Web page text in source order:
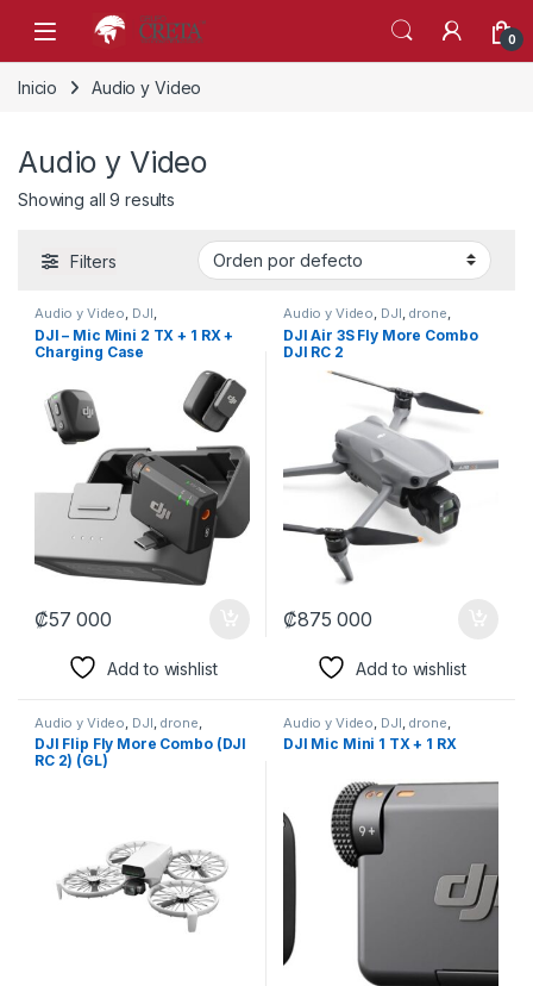
Skip to navigation
Skip to content
0
Inicio Audio y Video
Audio y Video
Showing all 9 results
Filters
Audio y Video, DJI,
MICROFONOS ,Perifericos,
Producción,Producción,
Streaming
DJI – Mic Mini 2 TX + 1 RX +
Charging Case
₡57 000
Add to wishlist
Audio y Video, DJI, drone,
MICROFONOS ,Perifericos
Producción,Producción,
Streaming
DJI Air 3S Fly More Combo
DJI RC 2
₡875 000
Add to wishlist
Audio y Video DJI drone
MICROFONOS, Perifericos
Producción,Producción,
Streaming
DJI Flip Fly More Combo (DJI
RC 2) (GL)
Audio y Video DJI drone
MICROFONOS ,Perifericos,
Producción,Producción,
DJI Mic Mini 1 TX + 1 RX